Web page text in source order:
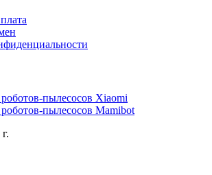
пылесосов Xiaomi
пылесосов Mamibot